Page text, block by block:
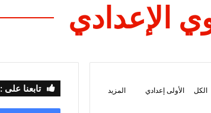
الإعدادي
الكل الأولى إعدادي المزيد تابعنا على :